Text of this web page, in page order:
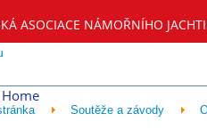
ASOCIACE NÁMOŘNÍHO
Home
Soutěže a závody